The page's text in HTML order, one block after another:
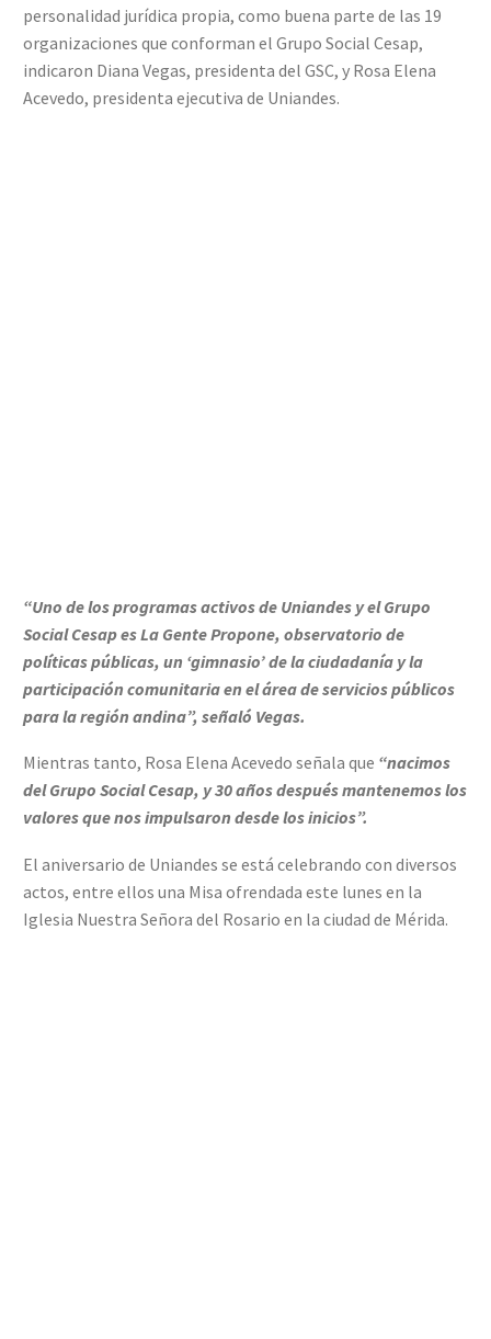
personalidad jurídica propia, como buena parte de las 19
organizaciones que conforman el Grupo Social Cesap,
indicaron Diana Vegas, presidenta del GSC, y Rosa Elena
Acevedo, presidenta ejecutiva de Uniandes.
“Uno de los programas activos de Uniandes y el Grupo
Social Cesap es La Gente Propone, observatorio de
políticas públicas, un ‘gimnasio’ de la ciudadanía y la
participación comunitaria en el área de servicios públicos
para la región andina”, señaló Vegas.
Mientras tanto, Rosa Elena Acevedo señala que “nacimos
del Grupo Social Cesap, y 30 años después mantenemos los
valores que nos impulsaron desde los inicios”.
El aniversario de Uniandes se está celebrando con diversos
actos, entre ellos una Misa ofrendada este lunes en la
Iglesia Nuestra Señora del Rosario en la ciudad de Mérida.